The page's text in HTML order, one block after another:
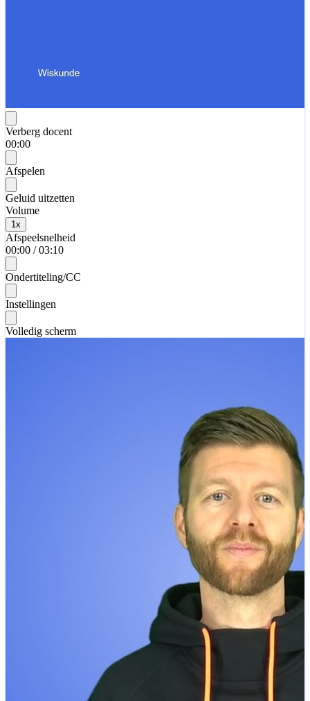
Verberg docent
00:00
Afspelen
Geluid uitzetten
Volume
1 x
Afspeelsnelheid
00:00 / 03:10
Ondertiteling/CC
Instellingen
Volledig scherm